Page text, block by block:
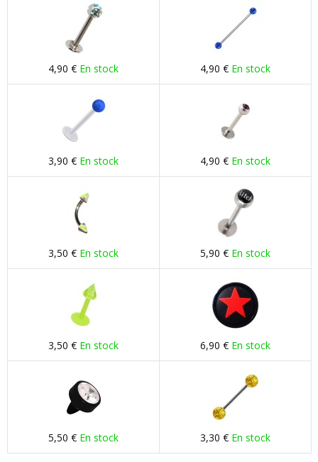
4,90 € En stock 4,90 € En stock
3,90 € En stock 4,90 € En stock
3,50 € En stock 5,90 € En stock
3,50 € En stock 6,90 € En stock
5,50 € En stock 3,30 € En stock